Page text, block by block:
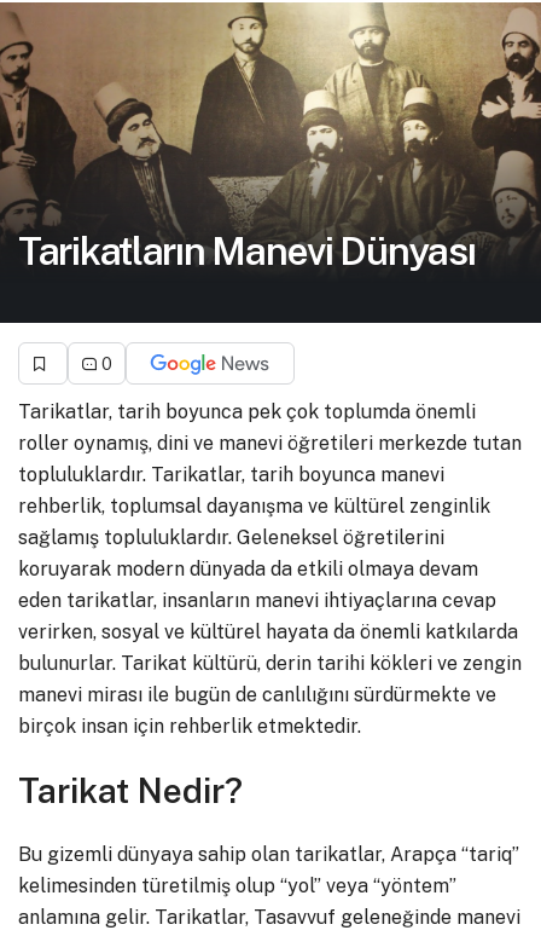
Tarikatların Manevi Dünyası
0
Tarikatlar, tarih boyunca pek çok toplumda önemli
roller oynamış, dini ve manevi öğretileri merkezde tutan
topluluklardır. Tarikatlar, tarih boyunca manevi
rehberlik, toplumsal dayanışma ve kültürel zenginlik
sağlamış topluluklardır. Geleneksel öğretilerini
koruyarak modern dünyada da etkili olmaya devam
eden tarikatlar, insanların manevi ihtiyaçlarına cevap
verirken, sosyal ve kültürel hayata da önemli katkılarda
bulunurlar. Tarikat kültürü, derin tarihi kökleri ve zengin
manevi mirası ile bugün de canlılığını sürdürmekte ve
birçok insan için rehberlik etmektedir.
Tarikat Nedir?
Bu gizemli dünyaya sahip olan tarikatlar, Arapça “tariq”
kelimesinden türetilmiş olup “yol” veya “yöntem”
anlamına gelir. Tarikatlar, Tasavvuf geleneğinde manevi